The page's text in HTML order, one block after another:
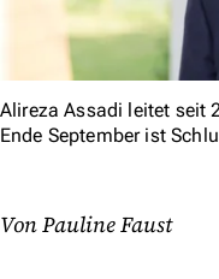
Alireza Assadi leitet seit
Ende September ist
Von Pauline Faust